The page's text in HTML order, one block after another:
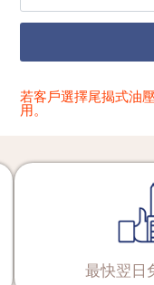
若客戶選擇尾揭式油
用。
最快翌日